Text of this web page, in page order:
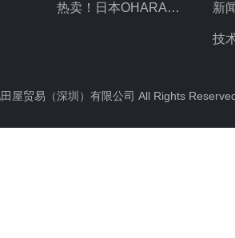
热卖！日本OHARA小原株式 新
技
屋贸易（深圳）有限公司 All Rights